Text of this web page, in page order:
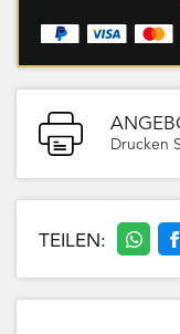
Drucken
TEILEN: